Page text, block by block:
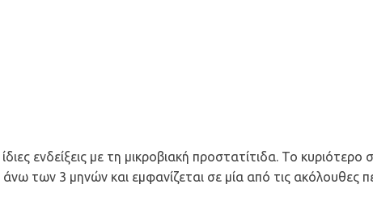
ενδείξεις με τη μικροβιακή προστατίτιδα. Το
των 3 μηνών και εμφανίζεται σε μία από τις ακόλουθες